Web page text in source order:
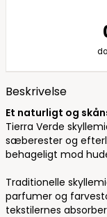
Beskrivelse
Et naturligt og
Tierra Verde
sæberester og
behageligt mod
Traditionelle
parfumer og
tekstilernes